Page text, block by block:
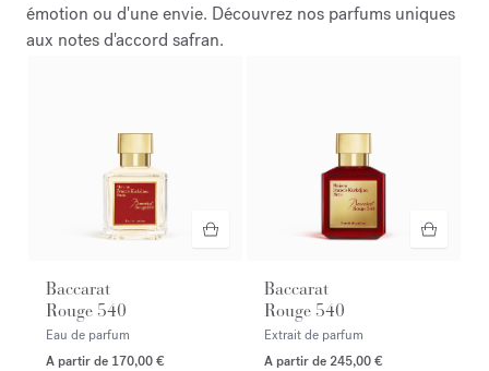
émotion ou d'une envie. Découvrez nos parfums uniques
aux notes d'accord safran.
Baccarat
Rouge 540
Eau de parfum
A partir de 170,00 €
Baccarat
Rouge 540
Extrait de parfum
A partir de 245,00 €